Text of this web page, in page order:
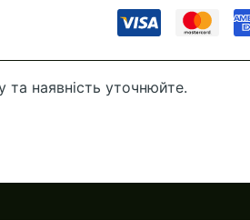
та наявність уточнюйте.